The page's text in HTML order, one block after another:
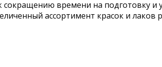
времени на подготовку
ассортимент красок и